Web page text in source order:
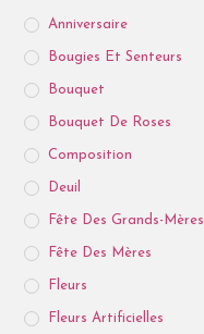
Anniversaire
Bougies Et Senteurs
Bouquet
Bouquet De Roses
Composition
Deuil
Fête Des Grands-Mères
Fête Des Mères
Fleurs
Fleurs Artificielles